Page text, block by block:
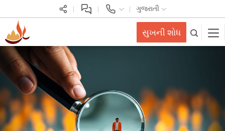
ગુજરાતી
સુખની શોધ